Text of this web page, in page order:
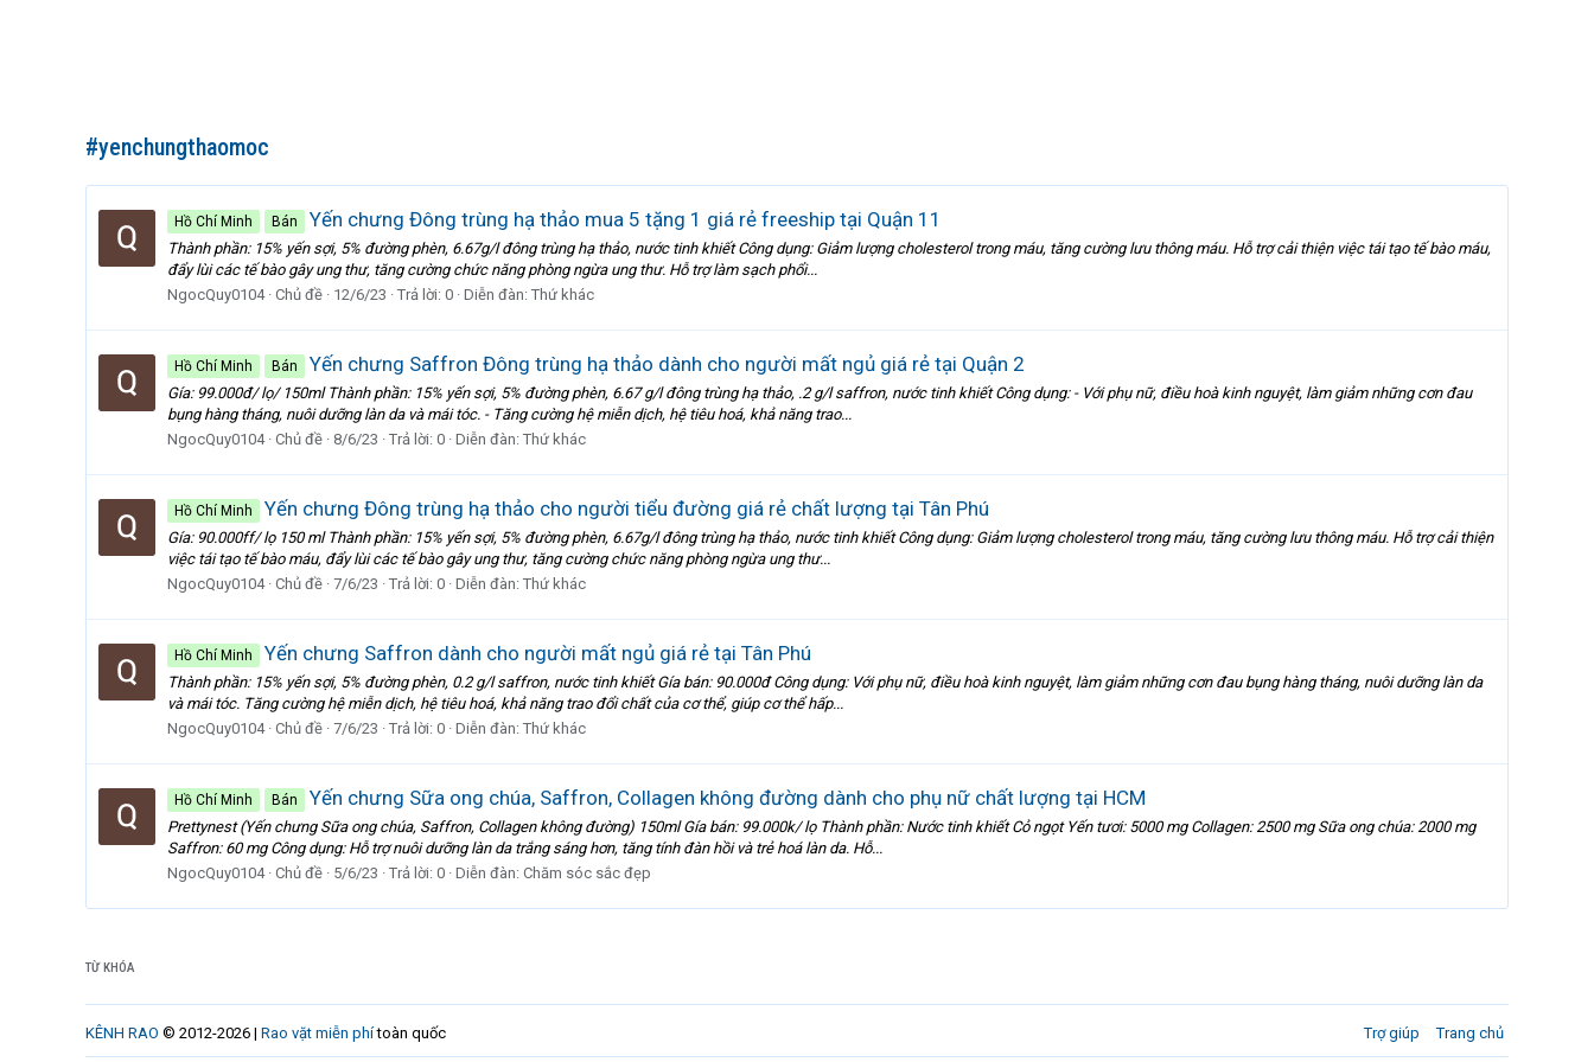
#yenchungthaomoc
Hồ Chí Minh Bán Yến chưng Đông trùng hạ thảo mua 5 tặng 1 giá rẻ freeship tại Quận 11
Thành phần: 15% yến sợi, 5% đường phèn, 6.67g/l đông trùng hạ thảo, nước tinh khiết Công dụng: Giảm lượng cholesterol trong máu, tăng cường lưu thông máu. Hỗ trợ cải thiện việc tái tạo tế bào máu,
đẩy lùi các tế bào gây ung thư, tăng cường chức năng phòng ngừa ung thư. Hỗ trợ làm sạch phổi...
NgocQuy0104 Chủ đề 12/6/23 Trả lời: 0 Diễn đàn: Thứ khác
Hồ Chí Minh Bán Yến chưng Saffron Đông trùng hạ thảo dành cho người mất ngủ giá rẻ tại Quận 2
Gía: 99.000đ/ lọ/ 150ml Thành phần: 15% yến sợi, 5% đường phèn, 6.67 g/l đông trùng hạ thảo, .2 g/l saffron, nước tinh khiết Công dụng: - Với phụ nữ, điều hoà kinh nguyệt, làm giảm những cơn đau
bụng hàng tháng, nuôi dưỡng làn da và mái tóc. - Tăng cường hệ miễn dịch, hệ tiêu hoá, khả năng trao...
NgocQuy0104 Chủ đề 8/6/23 Trả lời: 0 Diễn đàn: Thứ khác
Hồ Chí Minh Yến chưng Đông trùng hạ thảo cho người tiểu đường giá rẻ chất lượng tại Tân Phú
Gía: 90.000ff/ lọ 150 ml Thành phần: 15% yến sợi, 5% đường phèn, 6.67g/l đông trùng hạ thảo, nước tinh khiết Công dụng: Giảm lượng cholesterol trong máu, tăng cường lưu thông máu. Hỗ trợ cải thiện
việc tái tạo tế bào máu, đẩy lùi các tế bào gây ung thư, tăng cường chức năng phòng ngừa ung thư...
NgocQuy0104 Chủ đề 7/6/23 Trả lời: 0 Diễn đàn: Thứ khác
Hồ Chí Minh Yến chưng Saffron dành cho người mất ngủ giá rẻ tại Tân Phú
Thành phần: 15% yến sợi, 5% đường phèn, 0.2 g/l saffron, nước tinh khiết Gía bán: 90.000đ Công dụng: Với phụ nữ, điều hoà kinh nguyệt, làm giảm những cơn đau bụng hàng tháng, nuôi dưỡng làn da
và mái tóc. Tăng cường hệ miễn dịch, hệ tiêu hoá, khả năng trao đổi chất của cơ thể, giúp cơ thể hấp...
NgocQuy0104 Chủ đề 7/6/23 Trả lời: 0 Diễn đàn: Thứ khác
Hồ Chí Minh Bán Yến chưng Sữa ong chúa, Saffron, Collagen không đường dành cho phụ nữ chất lượng tại HCM
Prettynest (Yến chưng Sữa ong chúa, Saffron, Collagen không đường) 150ml Gía bán: 99.000k/ lọ Thành phần: Nước tinh khiết Cỏ ngọt Yến tươi: 5000 mg Collagen: 2500 mg Sữa ong chúa: 2000 mg
Saffron: 60 mg Công dụng: Hỗ trợ nuôi dưỡng làn da trắng sáng hơn, tăng tính đàn hồi và trẻ hoá làn da. Hỗ...
NgocQuy0104 Chủ đề 5/6/23 Trả lời: 0 Diễn đàn: Chăm sóc sắc đẹp
TỪ KHÓA
Trợ giúp Trang chủ
KÊNH RAO © 2012-2026 | Rao vặt miễn phítoàn quốc